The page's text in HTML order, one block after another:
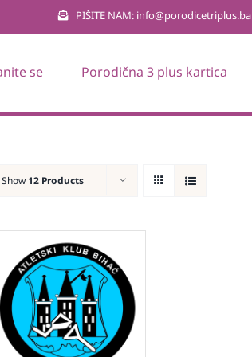
PIŠITE NAM: info@porodicetriplus.ba
se Porodična 3 plus kartica
Show 12 Products